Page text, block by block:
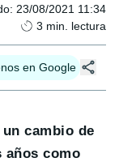
: 23/08/2021 11:34
3 min. lectura
en Google
cambio de
años como